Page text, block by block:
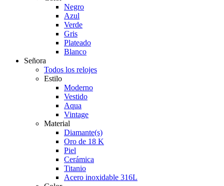
Negro
Azul
Verde
Gris
Plateado
Blanco
Señora
Todos los relojes
Estilo
Moderno
Vestido
Aqua
Vintage
Material
Diamante(s)
Oro de 18 K
Piel
Cerámica
Titanio
Acero inoxidable 316L